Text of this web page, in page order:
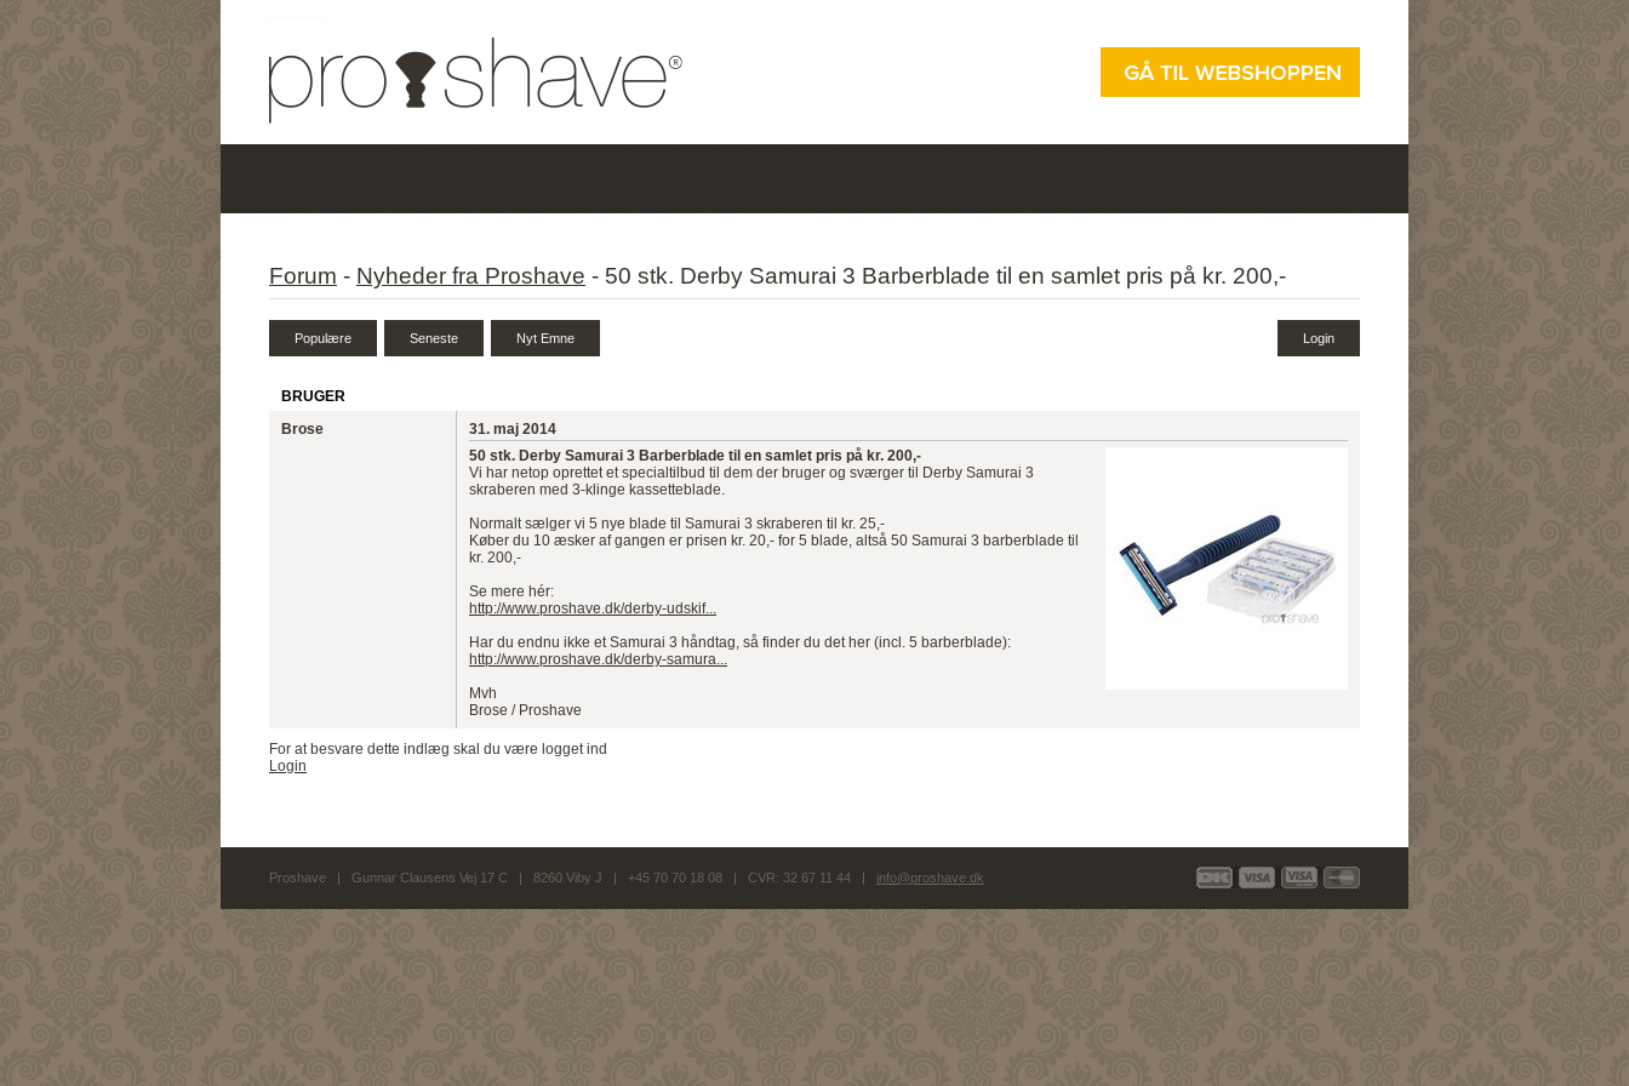
Forum - Nyheder fra Proshave - 50 stk. Derby Samurai 3 Barberblade til en samlet pris på kr. 200,-
BRUGER
Brose
31. maj 2014
50 stk. Derby Samurai 3 Barberblade til en samlet pris på kr. 200,-
Vi har netop oprettet et specialtilbud til dem der bruger og sværger til Derby Samurai 3
skraberen med 3-klinge kassetteblade.
Normalt sælger vi 5 nye blade til Samurai 3 skraberen til kr. 25,-
Køber du 10 æsker af gangen er prisen kr. 20,- for 5 blade, altså 50 Samurai 3 barberblade til
kr. 200,-
Se mere hér:
http://www.proshave.dk/derby-udskif...
Har du endnu ikke et Samurai 3 håndtag, så finder du det her (incl. 5 barberblade):
http://www.proshave.dk/derby-samura...
Mvh
Brose / Proshave
For at besvare dette indlæg skal du være logget ind
Login
Proshave | Gunnar Clausens Vej 17 C | 8260 Viby J | +45 70 70 18 08 | CVR: 32 67 11 44 |info@proshave.dk